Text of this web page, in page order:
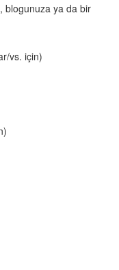
blogunuza ya da bir
vs. için)